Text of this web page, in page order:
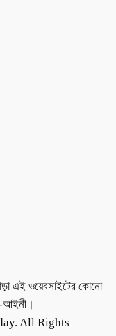
এই ওয়েবসাইটের কোনো
আইনী।
All Rights